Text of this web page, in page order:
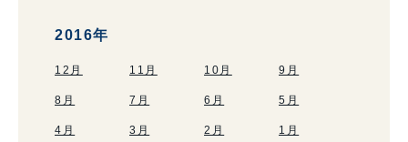
2016年
12月 11月 10月 9月
8月 7月 6月 5月
4月 3月 2月 1月